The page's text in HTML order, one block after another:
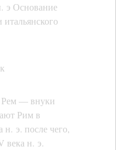
э Основание
Рем — внуки
Рим в
э. после чего,
века н. э.